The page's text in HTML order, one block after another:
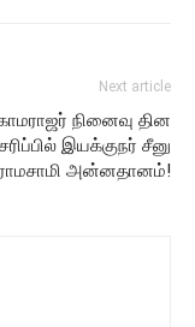
Next article
நினைவு தின
இயக்குநர் சீனு
அன்னதானம்!